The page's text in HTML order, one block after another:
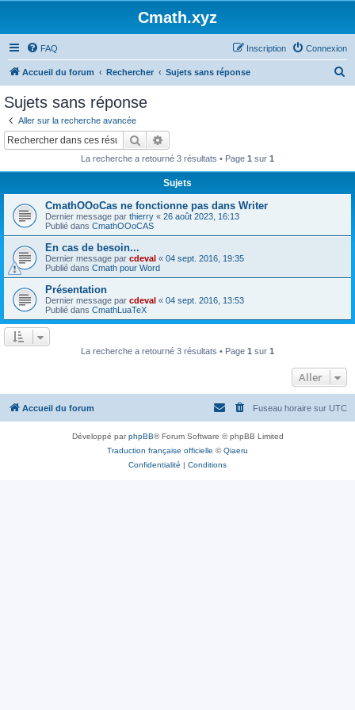
Cmath.xyz
FAQ Connexion
Inscription
Accueil du forum Rechercher Sujets sans réponse
Sujets sans réponse
Aller sur la recherche avancée
Rechercher
La recherche a retourné 3 résultats • Page 1 sur 1
Sujets
CmathOOoCas ne fonctionne pas dans Writer
Dernier message par thierry « 26 août 2023, 16:13
Publié dans CmathOOoCAS
En cas de besoin...
Dernier message par cdeval « 04 sept. 2016, 19:35
Publié dans Cmath pour Word
Présentation
Dernier message par cdeval « 04 sept. 2016, 13:53
Publié dans CmathLuaTeX
La recherche a retourné 3 résultats • Page 1 sur 1
Aller
Accueil du forum Fuseau horaire sur UTC
Développé parphpBB® Forum Software © phpBB Limited
Traduction française officielle ©Qiaeru
Confidentialité | Conditions